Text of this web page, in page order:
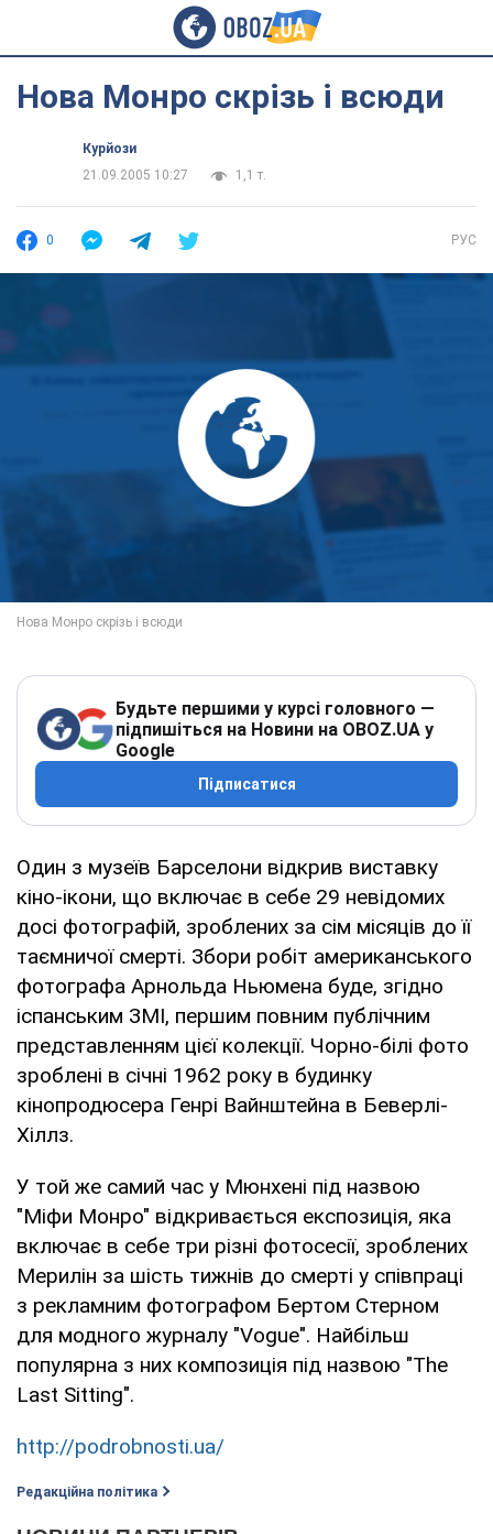
Нова Монро скрізь і всюди
Курйози
21.09.2005 10:27
1,1 т.
0 РУС
Будьте першими у курсі головного —
підпишіться на Новини на OBOZ.UA у
Google
Підписатися
Один з музеїв Барселони відкрив виставку
кіно-ікони, що включає в себе 29 невідомих
досі фотографій, зроблених за сім місяців до її
таємничої смерті. Збори робіт американського
фотографа Арнольда Ньюмена буде, згідно
іспанським ЗМІ, першим повним публічним
представленням цієї колекції. Чорно-білі фото
зроблені в січні 1962 року в будинку
кінопродюсера Генрі Вайнштейна в Беверлі-
Хіллз.
У той же самий час у Мюнхені під назвою
"Міфи Монро" відкривається експозиція, яка
включає в себе три різні фотосесії, зроблених
Мерилін за шість тижнів до смерті у співпраці
з рекламним фотографом Бертом Стерном
для модного журналу "Vogue". Найбільш
популярна з них композиція під назвою "The
Last Sitting".
http://podrobnosti.ua/
Редакційна політика